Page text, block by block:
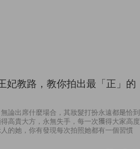
妃教路，教你拍出最「正」的
論出席什麼場合，其妝髮打扮永遠都是恰到
高貴大方，永無失手，每一次獲得大家高度
的她，你有發現每次拍照她都有一個習慣